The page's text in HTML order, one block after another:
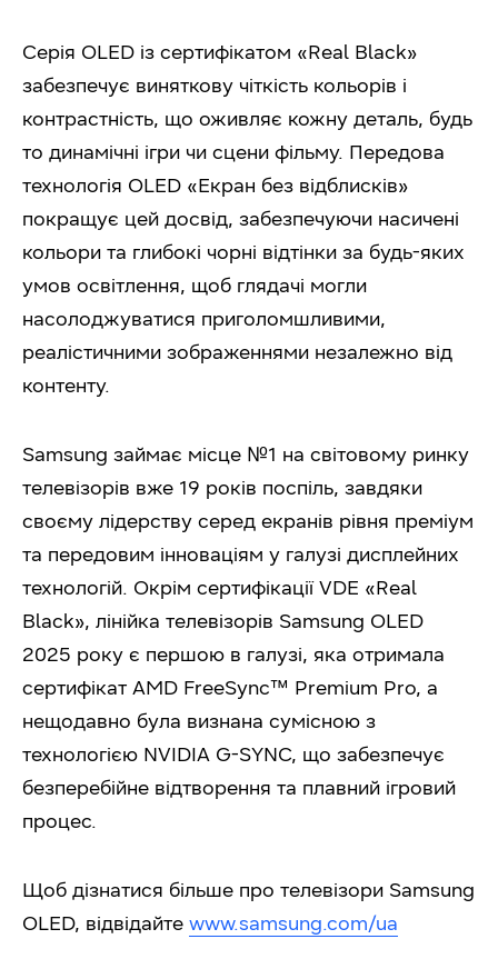
Серія OLED із сертифікатом «Real Black»
забезпечує виняткову чіткість кольорів і
контрастність, що оживляє кожну деталь, будь
то динамічні ігри чи сцени фільму. Передова
технологія OLED «Екран без відблисків»
покращує цей досвід, забезпечуючи насичені
кольори та глибокі чорні відтінки за будь-яких
умов освітлення, щоб глядачі могли
насолоджуватися приголомшливими,
реалістичними зображеннями незалежно від
контенту.
Samsung займає місце №1 на світовому ринку
телевізорів вже 19 років поспіль, завдяки
своєму лідерству серед екранів рівня преміум
та передовим інноваціям у галузі дисплейних
технологій. Окрім сертифікації VDE «Real
Black», лінійка телевізорів Samsung OLED
2025 року є першою в галузі, яка отримала
сертифікат AMD FreeSync™ Premium Pro, а
нещодавно була визнана сумісною з
технологією NVIDIA G-SYNC, що забезпечує
безперебійне відтворення та плавний ігровий
процес.
Щоб дізнатися більше про телевізори Samsung
OLED, відвідайте www.samsung.com/ua